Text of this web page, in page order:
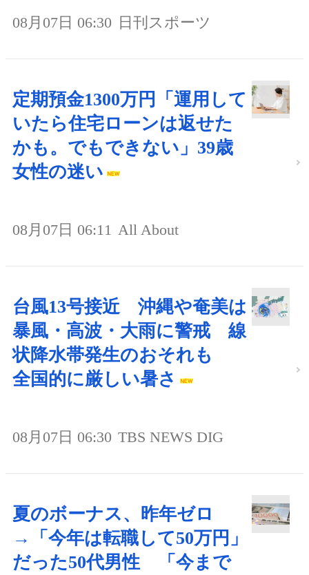
08月07日 06:30 日刊スポーツ
定期預金1300万円「運用して
いたら住宅ローンは返せた
かも。でもできない」39歳
女性の迷い
08月07日 06:11 All About
台風13号接近 沖縄や奄美は
暴風・高波・大雨に警戒 線
状降水帯発生のおそれも
全国的に厳しい暑さ
08月07日 06:30 TBS NEWS DIG
夏のボーナス、昨年ゼロ
→「今年は転職して50万円」
だった50代男性 「今まで